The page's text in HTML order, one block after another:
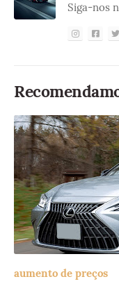
Siga-nos
aumento de preços